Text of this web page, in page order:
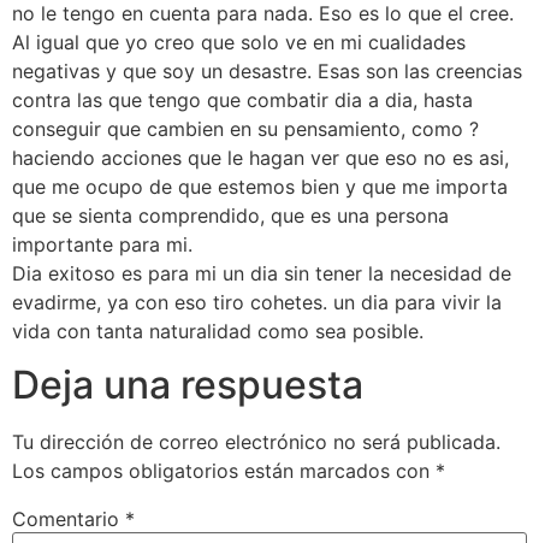
no le tengo en cuenta para nada. Eso es lo que el cree.
Al igual que yo creo que solo ve en mi cualidades
negativas y que soy un desastre. Esas son las creencias
contra las que tengo que combatir dia a dia, hasta
conseguir que cambien en su pensamiento, como ?
haciendo acciones que le hagan ver que eso no es asi,
que me ocupo de que estemos bien y que me importa
que se sienta comprendido, que es una persona
importante para mi.
Dia exitoso es para mi un dia sin tener la necesidad de
evadirme, ya con eso tiro cohetes. un dia para vivir la
vida con tanta naturalidad como sea posible.
Deja una respuesta
Tu dirección de correo electrónico no será publicada.
Los campos obligatorios están marcados con *
Comentario *